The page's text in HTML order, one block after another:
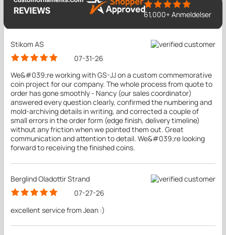
61,000+ Anmeldelser
Stikom AS
07-31-26
We&#039;re working with GS-JJ on a custom commemorative
coin project for our company. The whole process from quote to
order has gone smoothly - Nancy (our sales coordinator)
answered every question clearly, confirmed the numbering and
mold-archiving details in writing, and corrected a couple of
small errors in the order form (edge finish, delivery timeline)
without any friction when we pointed them out. Great
communication and attention to detail. We&#039;re looking
forward to receiving the finished coins.
Berglind Oladottir Strand
07-27-26
excellent service from Jean :)